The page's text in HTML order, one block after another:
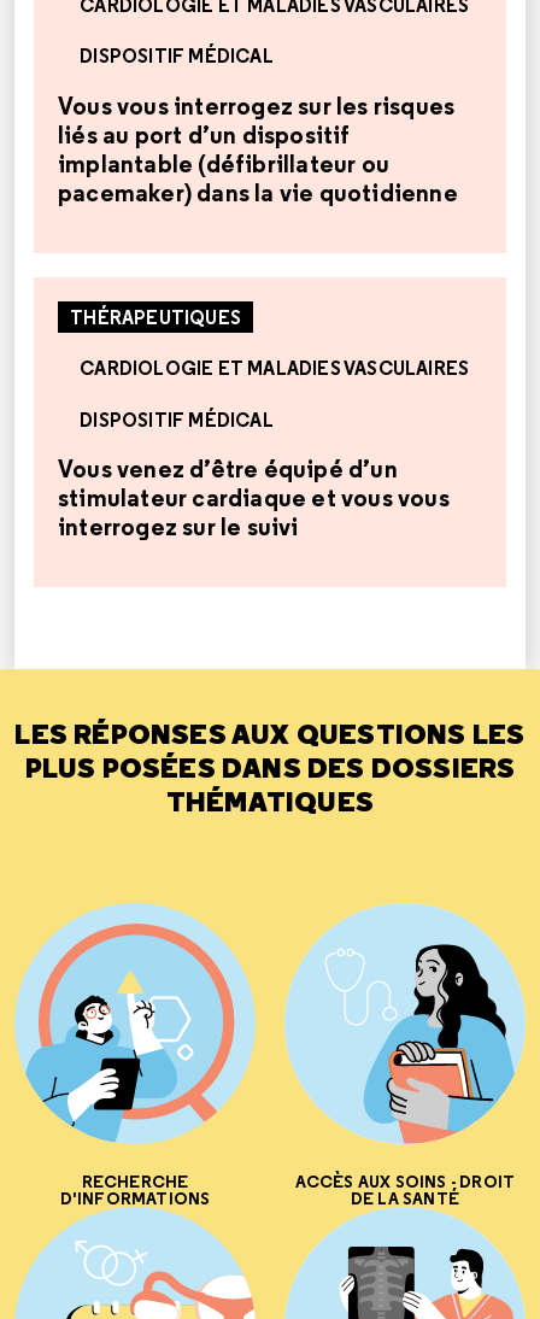
DISPOSITIF MÉDICAL
Vous vous interrogez sur les risques
liés au port d’un dispositif
implantable (défibrillateur ou
pacemaker) dans la vie quotidienne
THÉRAPEUTIQUES
CARDIOLOGIE ET MALADIES VASCULAIRES
DISPOSITIF MÉDICAL
Vous venez d’être équipé d’un
stimulateur cardiaque et vous vous
interrogez sur le suivi
LES RÉPONSES AUX QUESTIONS LES
PLUS POSÉES DANS DES DOSSIERS
THÉMATIQUES
RECHERCHE
D'INFORMATIONS
ACCÈS AUX SOINS - DROIT
DE LA SANTÉ